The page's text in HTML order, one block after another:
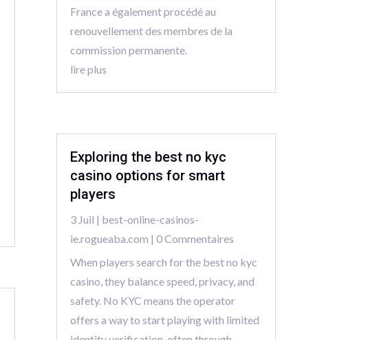
France a également procédé au
renouvellement des membres de la
commission permanente.
lire plus
Exploring the best no kyc
casino options for smart
players
3 Juil | best-online-casinos-
ie.rogueaba.com | 0 Commentaires
When players search for the best no kyc
casino, they balance speed, privacy, and
safety. No KYC means the operator
offers a way to start playing with limited